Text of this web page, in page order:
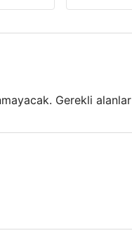
Gerekli alanlar